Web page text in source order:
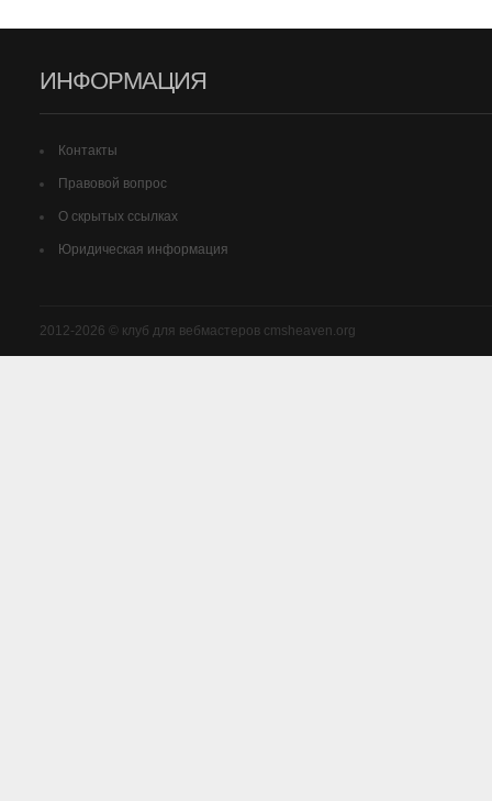
ИНФОРМАЦИЯ
Контакты
Правовой вопрос
О скрытых ссылках
Юридическая информация
2012-2026 © клуб для вебмастеров cmsheaven.org